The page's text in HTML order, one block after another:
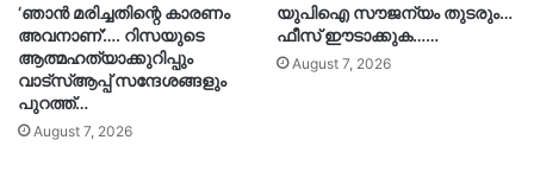
‘ഞാൻ മരിച്ചതിന്റെ കാരണം
അവനാണ്’…. റിസയുടെ
ആത്മഹത്യാക്കുറിപ്പും
വാട്‌സ്ആപ്പ് സന്ദേശങ്ങളും
പുറത്ത്…
August 7, 2026
യുപിഐ സൗജന്യം തുടരും…
ഫീസ് ഈടാക്കുക……
August 7, 2026